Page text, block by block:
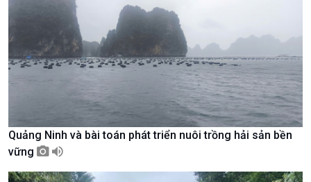
Quảng Ninh và bài toán phát triển nuôi trồng hải sản bền
vững